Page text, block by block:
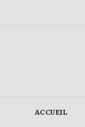
ACCUEIL